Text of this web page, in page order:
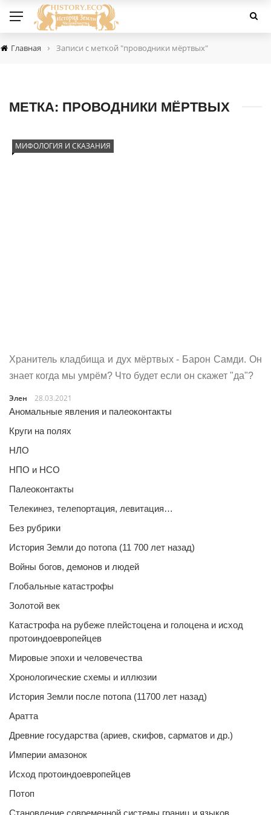
Главная › Записи с меткой "проводники мёртвых"
МЕТКА: ПРОВОДНИКИ МЁРТВЫХ
МИФОЛОГИЯ И СКАЗАНИЯ
Хранитель кладбища и дух мёртвых - Барон Самди. Он
знает когда мы умрём? Что будет если он скажет "да"?
Элен
28.03.2021
Аномальные явления и палеоконтакты
Круги на полях
НЛО
НПО и НСО
Палеоконтакты
Телекинез, телепортация, левитация…
Без рубрики
История Земли до потопа (11 700 лет назад)
Войны богов, демонов и людей
Глобальные катастрофы
Золотой век
Катастрофа на рубеже плейстоцена и голоцена и исход
протоиндоевропейцев
Мировые эпохи и человечества
Хронологические схемы и иллюзии
История Земли после потопа (11700 лет назад)
Аратта
Древние государства (ариев, скифов, сарматов и др.)
Империи амазонок
Исход протоиндоевропейцев
Потоп
Становление современной системы границ и языков